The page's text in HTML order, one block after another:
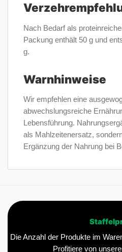
Nach Bedarf als
Packung enthält 50 g und
g.
Warnhinweise
Wir empfehlen eine
abwechslungsreiche
Lebensführung.
als Mahlzeitenersatz,
Ergänzung der Nahrung bei
Die Anzahl der Produkte im
Profitiere von